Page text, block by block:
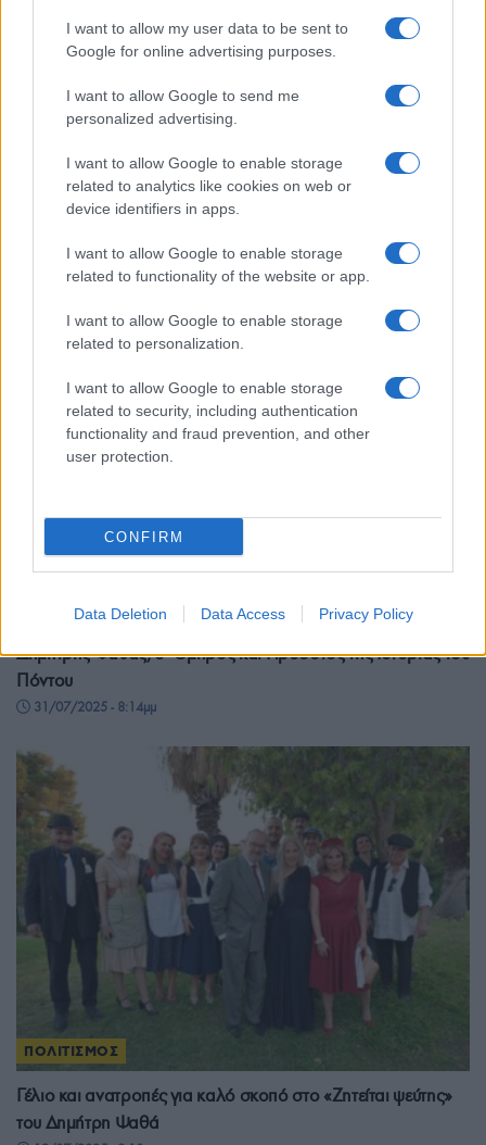
I want to allow my user data to be sent to
Google for online advertising purposes.
I want to allow Google to send me
personalized advertising.
I want to allow Google to enable storage
related to analytics like cookies on web or
device identifiers in apps.
I want to allow Google to enable storage
related to functionality of the website or app.
I want to allow Google to enable storage
related to personalization.
I want to allow Google to enable storage
related to security, including authentication
functionality and fraud prevention, and other
user protection.
CONFIRM
Data Deletion Data Access Privacy Policy
Η Ένωση Ποντίων Πειραιώς-Κερατσινίου-Δραπετσώνας
τίμησε τη μνήμη του ήρωα δημοσιογράφου του Πόντου
ΠΟΝΤΟΣ
Δημήτρης Ψαθάς, ο Όμηρος και Ηρόδοτος της Ιστορίας του
Πόντου
31/07/2025 - 8:14μμ
ΠΟΛΙΤΙΣΜΟΣ
Γέλιο και ανατροπές για καλό σκοπό στο «Ζητείται ψεύτης»
του Δημήτρη Ψαθά